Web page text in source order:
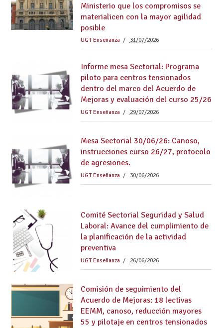
Ministerio que los compromisos se
materialicen con la mayor agilidad
posible
UGT Enseñanza 31/07/2026
Informe mesa Sectorial: Programa
piloto para centros tensionados
dentro del marco del Acuerdo de
Mejoras y evaluación del curso 25/26
UGT Enseñanza 29/07/2026
Mesa Sectorial 30/06/26: Canoso,
instrucciones curso 26/27, protocolo
de agresiones.
UGT Enseñanza 30/06/2026
Comité Sectorial Seguridad y Salud
Laboral: Avance del cumplimiento de
la planificación de la actividad
preventiva
UGT Enseñanza 26/06/2026
Comisión de seguimiento del
Acuerdo de Mejoras: 18 lectivas
EEMM, canoso, reducción mayores
55 y pilotaje en centros tensionados